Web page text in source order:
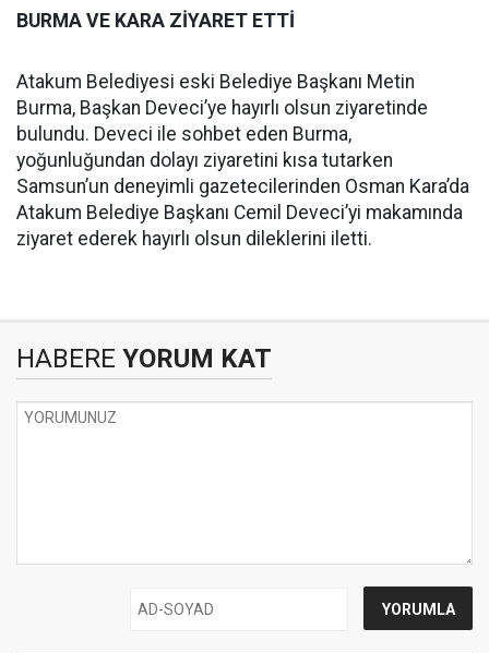
BURMA VE KARA ZİYARET ETTİ
Atakum Belediyesi eski Belediye Başkanı Metin
Burma, Başkan Deveci’ye hayırlı olsun ziyaretinde
bulundu. Deveci ile sohbet eden Burma,
yoğunluğundan dolayı ziyaretini kısa tutarken
Samsun’un deneyimli gazetecilerinden Osman Kara’da
Atakum Belediye Başkanı Cemil Deveci’yi makamında
ziyaret ederek hayırlı olsun dileklerini iletti.
HABERE YORUM KAT